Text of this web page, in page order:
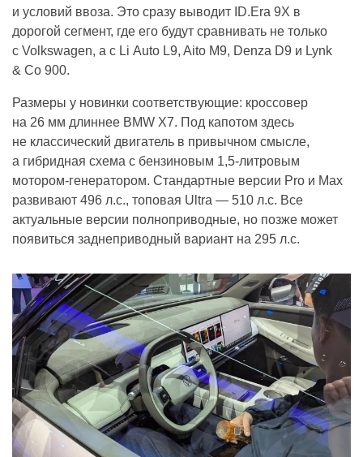
и условий ввоза. Это сразу выводит ID.Era 9X в
дорогой сегмент, где его будут сравнивать не только
с Volkswagen, а с Li Auto L9, Aito M9, Denza D9 и Lynk
& Co 900.
Размеры у новинки соответствующие: кроссовер
на 26 мм длиннее BMW X7. Под капотом здесь
не классический двигатель в привычном смысле,
а гибридная схема с бензиновым 1,5-литровым
мотором-генератором. Стандартные версии Pro и Max
развивают 496 л.с., топовая Ultra — 510 л.с. Все
актуальные версии полноприводные, но позже может
появиться заднеприводный вариант на 295 л.с.